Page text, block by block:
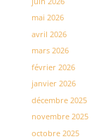
mai 2026
avril 2026
mars 2026
février 2026
janvier 2026
décembre 2025
novembre 2025
octobre 2025